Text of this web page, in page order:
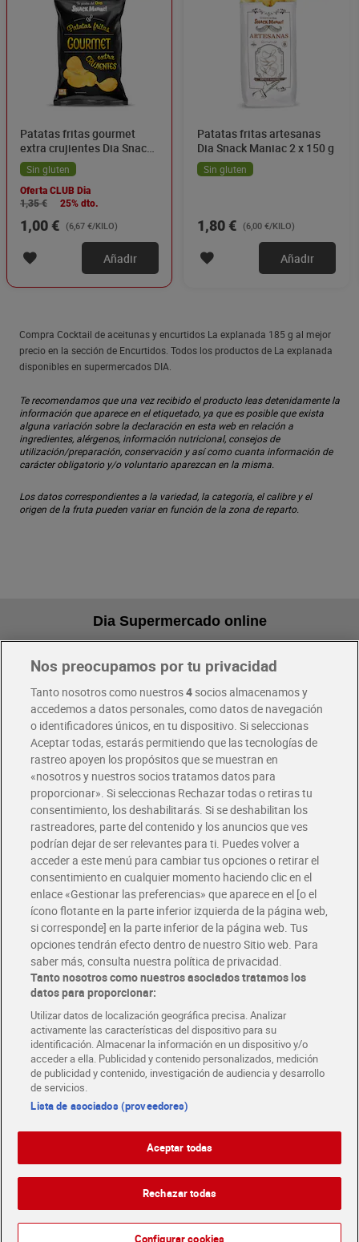
Patatas fritas gourmet
extra crujientes Dia Snack
Maniac 150 g
Sin gluten
Oferta CLUB Dia
1,35 €
25% dto.
1,00 € (6,67 €/KILO)
Añadir
Patatas fritas artesanas
Dia Snack Maniac 2 x 150 g
Sin gluten
1,80 € (6,00 €/KILO)
Añadir
Compra Cocktail de aceitunas y encurtidos La explanada 185 g al mejor
precio en la sección de Encurtidos. Todos los productos de La explanada
disponibles en supermercados DIA.
Te recomendamos que una vez recibido el producto leas detenidamente la
información que aparece en el etiquetado, ya que es posible que exista
alguna variación sobre la declaración en esta web en relación a
ingredientes, alérgenos, información nutricional, consejos de
utilización/preparación, conservación y así como cuanta información de
carácter obligatorio y/o voluntario aparezcan en la misma.
Los datos correspondientes a la variedad, la categoría, el calibre y el
origen de la fruta pueden variar en función de la zona de reparto.
Dia Supermercado online
Pide hoy, recibe hoy
Envío gratis por compras superiores a 100€
Envío estandar por 4,99€
Glovo y Uber Eats
Solicita tu factura de Glovo o Uber Eats
Únete al CLUB Dia
Disfruta las ventajas y ofertas exclusivas.
Descárgate la APP Dia
Folletos y Tiendas
Descubre las mejores ofertas y busca tu tienda más cercana
Tarjeta MaX Dia
Te devuelve hasta 8€/mes de tus compras.
¡Solicita tu tarjeta de crédito aquí!
COMER MEJOR CADA DIA
COLABORA CON DIA ABRE TU TIENDA DIA CORPORATE
EnglishPolítica de privacidad Política de cookies
Nos preocupamos por tu privacidad
Tanto nosotros como nuestros4socios almacenamos y
accedemos a datos personales, como datos de navegación
o identificadores únicos, en tu dispositivo. Si seleccionas
Aceptar todas, estarás permitiendo que las tecnologías de
rastreo apoyen los propósitos que se muestran en
«nosotros y nuestros socios tratamos datos para
proporcionar». Si seleccionas Rechazar todas o retiras tu
consentimiento, los deshabilitarás. Si se deshabilitan los
rastreadores, parte del contenido y los anuncios que ves
podrían dejar de ser relevantes para ti. Puedes volver a
acceder a este menú para cambiar tus opciones o retirar el
consentimiento en cualquier momento haciendo clic en el
enlace «Gestionar las preferencias» que aparece en el [o el
ícono flotante en la parte inferior izquierda de la página web,
si corresponde] en la parte inferior de la página web. Tus
opciones tendrán efecto dentro de nuestro Sitio web. Para
saber más, consulta nuestra política de privacidad.
Tanto nosotros como nuestros asociados tratamos los
datos para proporcionar:
Utilizar datos de localización geográfica precisa. Analizar
activamente las características del dispositivo para su
identificación. Almacenar la información en un dispositivo y/o
acceder a ella. Publicidad y contenido personalizados, medición
de publicidad y contenido, investigación de audiencia y desarrollo
de servicios.
Lista de asociados (proveedores)
Aceptar todas
Rechazar todas
Configurar cookies